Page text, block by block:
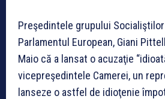
Preşedintele grupului
Parlamentul European, Giani
Maio că a lansat o acuzaţie
vicepreşedintele Camerei, un
lanseze o astfel de idioţenie